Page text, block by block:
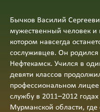
Бычков Василий
мужественный человек
котором навсегда
сослуживцев. Он родился
Нефтекамск. Учился в
девяти классов
профессиональном
службу в 2011–2012
Мурманской области,